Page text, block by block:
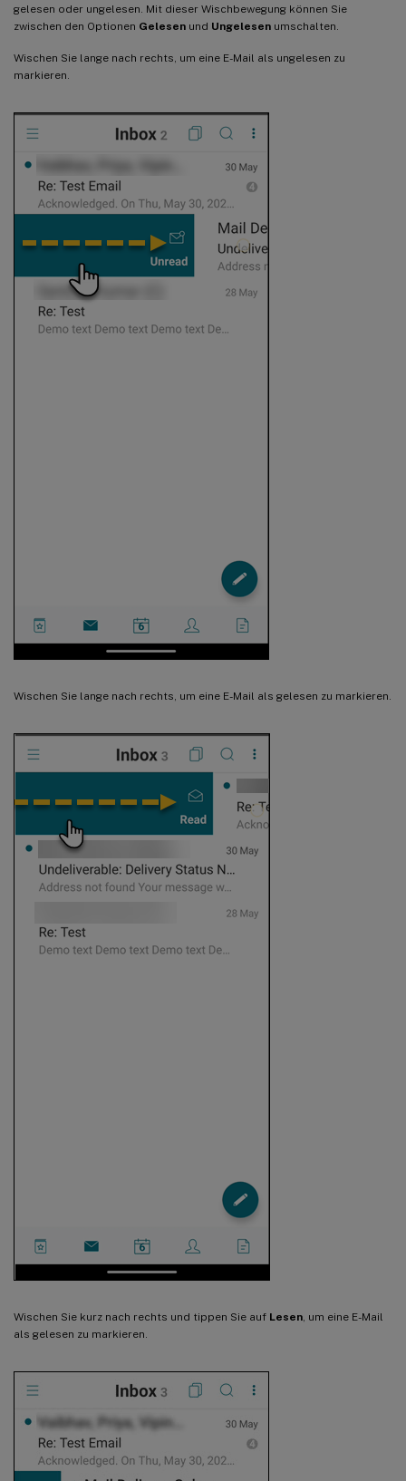
gelesen oder ungelesen. Mit dieser Wischbewegung können Sie
zwischen den Optionen Gelesen und Ungelesen umschalten.
Wischen Sie lange nach rechts, um eine E-Mail als ungelesen zu
markieren.
Wischen Sie lange nach rechts, um eine E-Mail als gelesen zu markieren.
Wischen Sie kurz nach rechts und tippen Sie auf Lesen, um eine E-Mail
als gelesen zu markieren.